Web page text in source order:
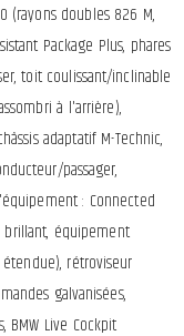
(rayons doubles 826 M,
Package Plus, phares
toit coulissant/inclinable
à l'arrière),
adaptatif M-Technic,
passager,
: Connected
brillant, équipement
rétroviseur
galvanisées,
Live Cockpit